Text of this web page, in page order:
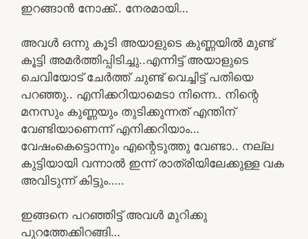
ഇറങ്ങാൻ നോക്ക്.. നേരമായി…
അവൾ ഒന്നു കൂടി അയാളുടെ കുണ്ണയിൽ മുണ്ട്
കൂട്ടി അമർത്തിപ്പിടിച്ചു..എന്നിട്ട് അയാളുടെ
ചെവിയോട് ചേർത്ത് ചുണ്ട് വെച്ചിട്ട് പതിയെ
പറഞ്ഞു.. എനിക്കറിയാമെടാ നിന്നെ.. നിന്റെ
മനസും കുണ്ണയും തുടിക്കുന്നത് എന്തിന്
വേണ്ടിയാണെന്ന് എനിക്കറിയാം…
വേഷംകെട്ടൊന്നും എന്റെടുത്തു വേണ്ടാ.. നല്ല
കുട്ടിയായി വന്നാൽ ഇന്ന്‌ രാത്രിയിലേക്കുള്ള വക
അവിടുന്ന് കിട്ടും…..
ഇങ്ങനെ പറഞ്ഞിട്ട് അവൾ മുറിക്കു
പുറത്തേക്കിറങ്ങി…